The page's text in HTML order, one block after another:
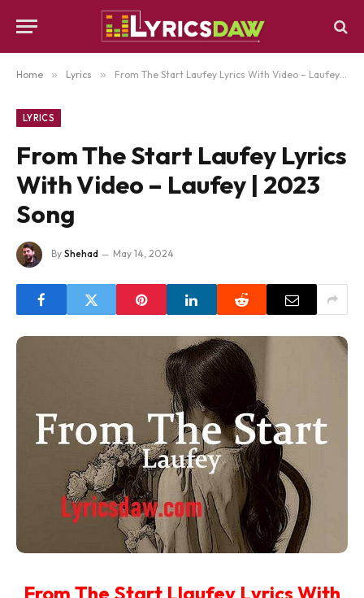
Home » Lyrics » From The Start Laufey Lyrics With Video – Laufey | 2023 Song
LYRICS
From The Start Laufey Lyrics
With Video – Laufey | 2023
Song
By Shehad May 14, 2024
From The Start Llaufey Lyrics With